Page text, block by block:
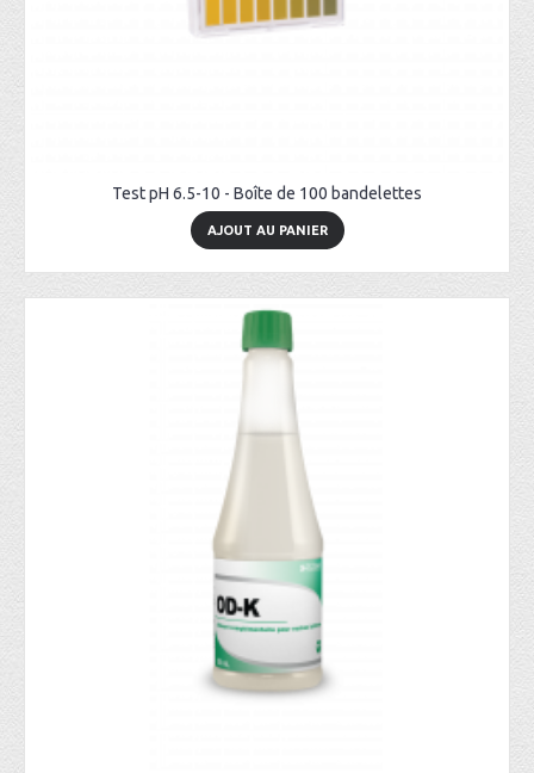
Test pH 6.5-10 - Boîte de 100 bandelettes
AJOUT AU PANIER